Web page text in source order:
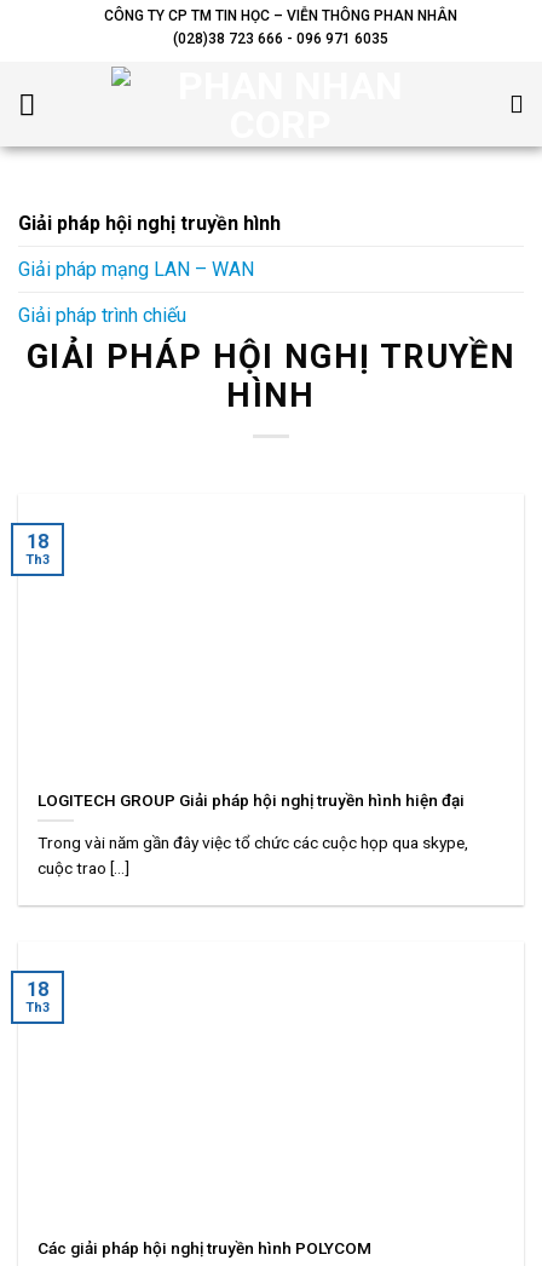
CÔNG TY CP TM TIN HỌC – VIỄN THÔNG PHAN NHÂN
(028)38 723 666 - 096 971 6035
Giải pháp hội nghị truyền hình
Giải pháp mạng LAN – WAN
Giải pháp trình chiếu
GIẢI PHÁP HỘI NGHỊ TRUYỀN
HÌNH
LOGITECH GROUP Giải pháp hội nghị truyền hình hiện đại
Trong vài năm gần đây việc tổ chức các cuộc họp qua skype,
cuộc trao [...]
18
Th3
Các giải pháp hội nghị truyền hình POLYCOM
18
Th3